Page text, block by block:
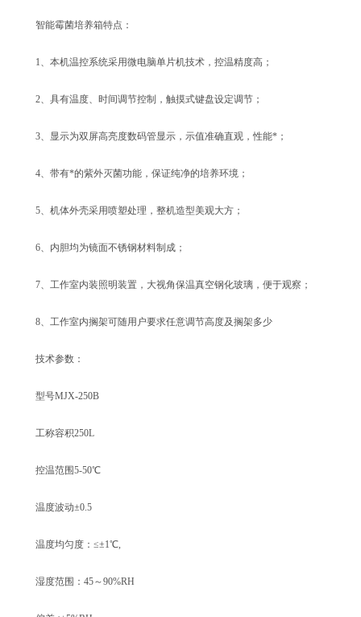
智能霉菌培养箱特点：
1、本机温控系统采用微电脑单片机技术，控温精度高；
2、具有温度、时间调节控制，触摸式键盘设定调节；
3、显示为双屏高亮度数码管显示，示值准确直观，性能*；
4、带有*的紫外灭菌功能，保证纯净的培养环境；
5、机体外壳采用喷塑处理，整机造型美观大方；
6、内胆均为镜面不锈钢材料制成；
7、工作室内装照明装置，大视角保温真空钢化玻璃，便于观察；
8、工作室内搁架可随用户要求任意调节高度及搁架多少
技术参数：
型号MJX-250B
工称容积250L
控温范围5-50℃
温度波动±0.5
温度均匀度：≤±1℃,
湿度范围：45～90%RH